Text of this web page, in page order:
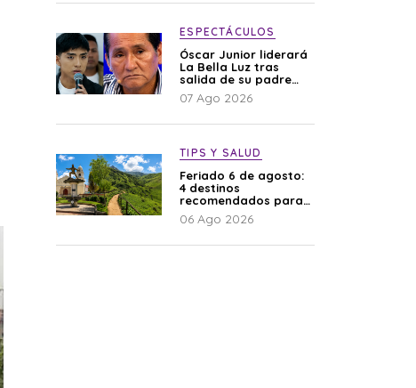
ESPECTÁCULOS
Óscar Junior liderará
La Bella Luz tras
salida de su padre
por polémica con
Naldy Saldaña
07 Ago 2026
TIPS Y SALUD
Feriado 6 de agosto:
4 destinos
recomendados para
disfrutar el descanso
06 Ago 2026